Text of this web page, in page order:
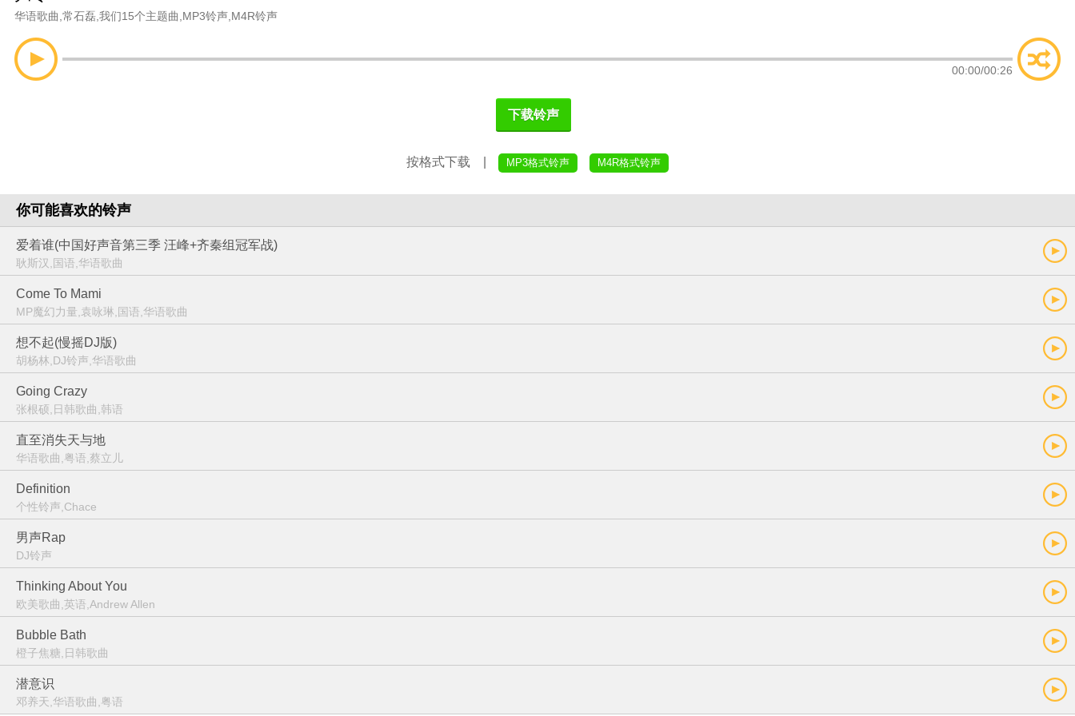
类 索
华语歌曲 常石磊 我们15个主题曲 MP3铃声 M4R铃声
00:00/00:26
下载铃声
按格式下载 | MP3格式铃声 M4R格式铃声
你可能喜欢的铃声
爱着谁(中国好声音第三季 汪峰+齐秦组冠军战)
耿斯汉,国语,华语歌曲
Come To Mami
MP魔幻力量,袁咏琳,国语,华语歌曲
想不起(慢摇DJ版)
胡杨林,DJ铃声,华语歌曲
Going Crazy
张根硕,日韩歌曲,韩语
直至消失天与地
华语歌曲,粤语,蔡立儿
Definition
个性铃声,Chace
男声Rap
DJ铃声
Thinking About You
欧美歌曲,英语,Andrew Allen
Bubble Bath
橙子焦糖,日韩歌曲
潜意识
邓养天,华语歌曲,粤语